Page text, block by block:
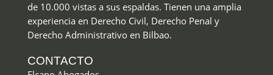
de 10.000 vistas a sus espaldas. Tienen una amplia
experiencia en Derecho Civil, Derecho Penal y
Derecho Administrativo en Bilbao.
CONTACTO